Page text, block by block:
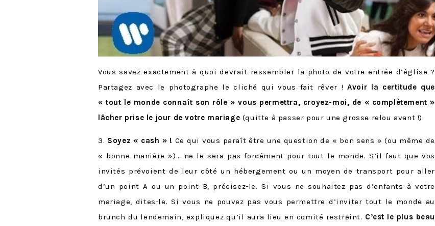
Vous savez exactement à quoi devrait ressembler la photo de votre entrée d’église ?
Partagez avec le photographe le cliché qui vous fait rêver !Avoir la certitude que
« tout le monde connaît son rôle » vous permettra, croyez-moi, de « complètement »
lâcher prise le jour de votre mariage (quitte à passer pour une grosse relou avant !).
3. Soyez « cash » ! Ce qui vous paraît être une question de « bon sens » (ou même de
« bonne manière »)… ne le sera pas forcément pour tout le monde. S’il faut que vos
invités prévoient de leur côté un hébergement ou un moyen de transport pour aller
d’un point A ou un point B, précisez-le. Si vous ne souhaitez pas d’enfants à votre
mariage, dites-le. Si vous ne pouvez pas vous permettre d’inviter tout le monde au
brunch du lendemain, expliquez qu’il aura lieu en comité restreint. C’est le plus beau